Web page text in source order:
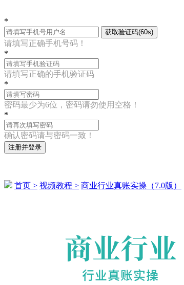
*
获取验证码(60s)
请填写正确手机号码！
*
请填写正确的手机验证码
*
密码最少为6位，密码请勿使用空格！
*
确认密码请与密码一致！
注册并登录
首页 > 视频教程 > 商业行业真账实操（7.0版）
146****2799 刚刚购买了该课程
133****4305 刚刚购买了该课程
177****3157 刚刚购买了该课程